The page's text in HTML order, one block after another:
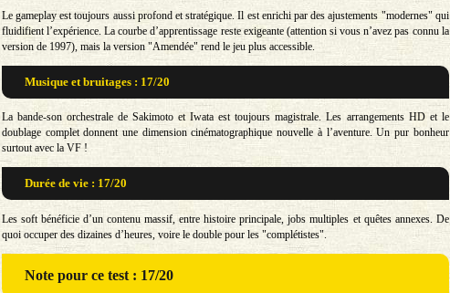
Le gameplay est toujours aussi profond et stratégique. Il est enrichi par des ajustements "modernes" qui
fluidifient l’expérience. La courbe d’apprentissage reste exigeante (attention si vous n’avez pas connu la
version de 1997), mais la version "Amendée" rend le jeu plus accessible.
Musique et bruitages : 17/20
La bande-son orchestrale de Sakimoto et Iwata est toujours magistrale. Les arrangements HD et le
doublage complet donnent une dimension cinématographique nouvelle à l’aventure. Un pur bonheur
surtout avec la VF !
Durée de vie : 17/20
Les soft bénéficie d’un contenu massif, entre histoire principale, jobs multiples et quêtes annexes. De
quoi occuper des dizaines d’heures, voire le double pour les "complétistes".
Note pour ce test : 17/20